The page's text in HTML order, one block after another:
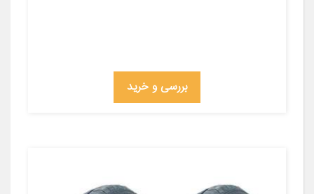
بررسی و خرید